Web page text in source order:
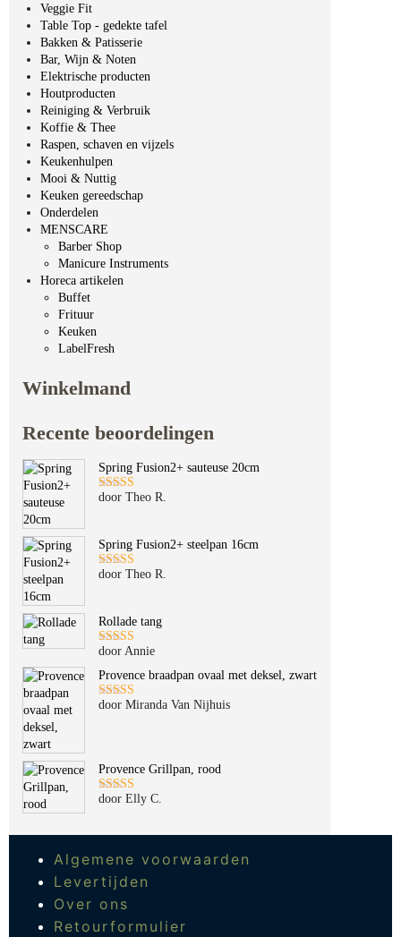
Veggie Fit
Table Top - gedekte tafel
Bakken & Patisserie
Bar, Wijn & Noten
Elektrische producten
Houtproducten
Reiniging & Verbruik
Koffie & Thee
Raspen, schaven en vijzels
Keukenhulpen
Mooi & Nuttig
Keuken gereedschap
Onderdelen
MENSCARE
Barber Shop
Manicure Instruments
Horeca artikelen
Buffet
Frituur
Keuken
LabelFresh
Winkelmand
Recente beoordelingen
Spring Fusion2+ sauteuse 20cm
Gewaardeerd
door Theo R.
Spring Fusion2+ steelpan 16cm
Gewaardeerd
door Theo R.
Rollade tang
Gewaardeerd
door Annie
Provence braadpan ovaal met deksel, zwart
Gewaardeerd
door Miranda Van Nijhuis
Provence Grillpan, rood
Gewaardeerd
door Elly C.
Algemene voorwaarden
Levertijden
Over ons
Retourformulier